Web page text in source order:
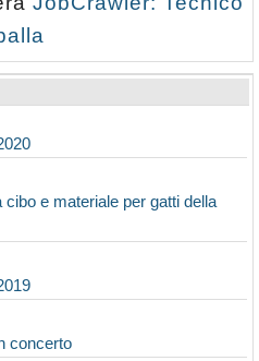
e materiale per gatti della
concerto